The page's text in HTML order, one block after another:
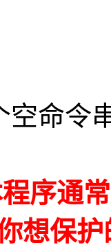
空命令
序通
想保